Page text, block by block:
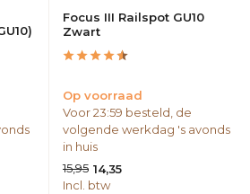
Focus III Railspot GU10
Zwart
Op voorraad
Voor 23:59 besteld, de
volgende werkdag 's avonds
in huis
15,95 14,35
Incl. btw